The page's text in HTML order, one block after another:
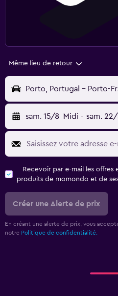
Même lieu de retour
sam. 15/8 Midi - sam.
Recevoir par e-mail les
produits de momondo et de
Créer une Alerte de prix
En créant une alerte de prix, vous
notre Politique de confidentialité.